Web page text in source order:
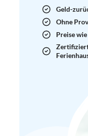
Geld-
Ohne
Preise